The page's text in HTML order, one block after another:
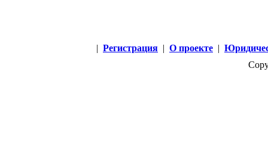
| Регистрация | О проекте |